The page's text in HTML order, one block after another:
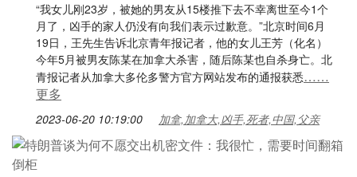
“我女儿刚23岁，被她的男友从15楼推下去不幸离世至今1个
月了，凶手的家人仍没有向我们表示过歉意。”北京时间6月
19日，王先生告诉北京青年报记者，他的女儿王芳（化名）
今年5月被男友陈某在加拿大杀害，随后陈某也自杀身亡。北
青报记者从加拿大多伦多警方官方网站发布的通报获悉……
更多
2023-06-20 10:19:00 加拿,加拿大,凶手,死者,中国,父亲